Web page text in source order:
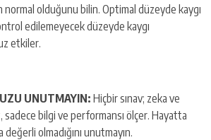
normal olduğunu bilin. Optimal düzeyde kaygı
edilemeyecek düzeyde kaygı
etkiler.
UNUTMAYIN: Hiçbir sınav; zeka ve
sadece bilgi ve performansı ölçer. Hayatta
olmadığını unutmayın.